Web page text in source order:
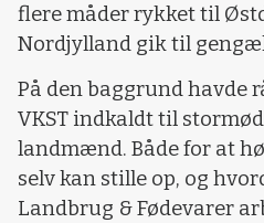
flere måder rykket til
Nordjylland gik til
På den baggrund havde
VKST indkaldt til
landmænd. Både for at
selv kan stille op, og
Landbrug & Fødevarer